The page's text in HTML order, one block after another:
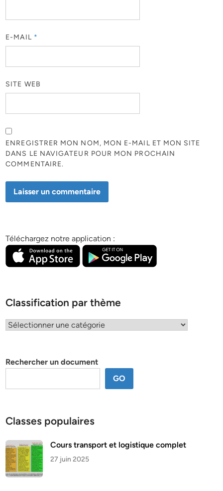
E-MAIL *
SITE WEB
ENREGISTRER MON NOM, MON E-MAIL ET MON SITE
DANS LE NAVIGATEUR POUR MON PROCHAIN
COMMENTAIRE.
Téléchargez notre application :
Classification par thème
Classification
Rechercher un document
GO
Classes populaires
Cours transport et logistique complet
27 juin 2025